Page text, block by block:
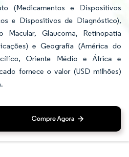
(Medicamentos e Dispositivos
e Dispositivos de Diagnóstico),
Macular, Glaucoma, Retinopatia
e Geografia (América do
Oriente Médio e África e
fornece o valor (USD milhões)